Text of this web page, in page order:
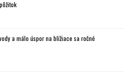
a málo úspor na blížiace sa ročné